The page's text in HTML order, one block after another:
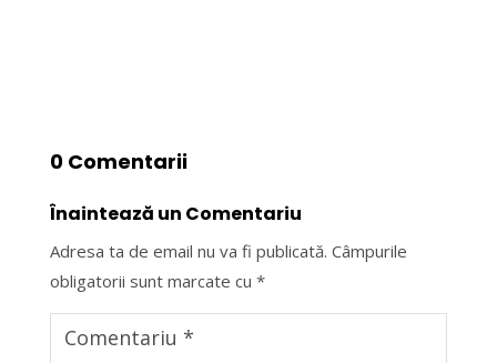
0 Comentarii
Înaintează un Comentariu
Adresa ta de email nu va fi publicată. Câmpurile
obligatorii sunt marcate cu *